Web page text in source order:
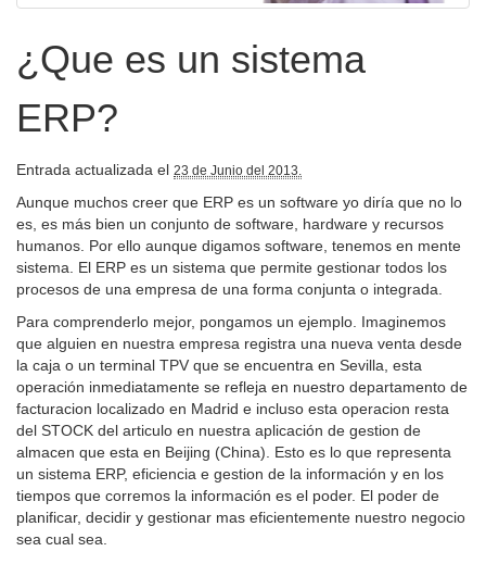
¿Que es un sistema
ERP?
Entrada actualizada el 23 de Junio del 2013.
Aunque muchos creer que ERP es un software yo diría que no lo
es, es más bien un conjunto de software, hardware y recursos
humanos. Por ello aunque digamos software, tenemos en mente
sistema. El ERP es un sistema que permite gestionar todos los
procesos de una empresa de una forma conjunta o integrada.
Para comprenderlo mejor, pongamos un ejemplo. Imaginemos
que alguien en nuestra empresa registra una nueva venta desde
la caja o un terminal TPV que se encuentra en Sevilla, esta
operación inmediatamente se refleja en nuestro departamento de
facturacion localizado en Madrid e incluso esta operacion resta
del STOCK del articulo en nuestra aplicación de gestion de
almacen que esta en Beijing (China). Esto es lo que representa
un sistema ERP, eficiencia e gestion de la información y en los
tiempos que corremos la información es el poder. El poder de
planificar, decidir y gestionar mas eficientemente nuestro negocio
sea cual sea.